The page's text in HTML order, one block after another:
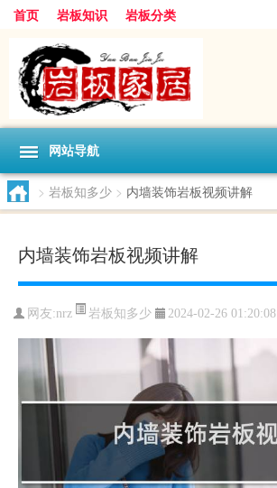
首页 岩板知识 岩板分类
网站导航
> 岩板知多少 > 内墙装饰岩板视频讲解
内墙装饰岩板视频讲解
网友:nrz 岩板知多少 2024-02-26 01:20:08